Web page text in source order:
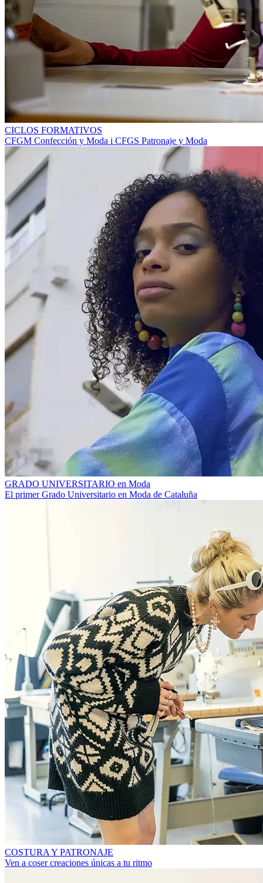
CICLOS FORMATIVOS
CFGM Confección y Moda i CFGS Patronaje y Moda
GRADO UNIVERSITARIO en Moda
El primer Grado Universitario en Moda de Cataluña
COSTURA Y PATRONAJE
Ven a coser creaciones únicas a tu ritmo